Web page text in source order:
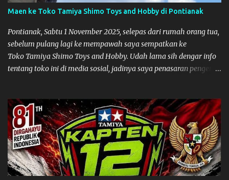
Maen ke Toko Tamiya Shimo Toys and Hobby di Pontianak
Pontianak, Sabtu 1 November 2025, selepas dari rumah orang tua,
sebelum pulang lagi ke mempawah saya sempatkan ke
Toko Tamiya Shimo Toys and Hobby. Udah lama sih dengar info
tentang toko ini di media sosial, jadinya saya penasaran pengen
bukanya di jam 1. Saya pulang dulu ke rumah ortu di Sepakat,
untuk istirahat. So malamnya sebelum pulang ke Mempawah
saya sempatkan lagi kesini. Saya belanja beberapa part disini.
Untuk Lokasi Tempat: